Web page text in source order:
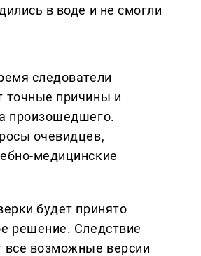
в воде и не смогли
следователи
точные причины и
произошедшего.
очевидцев,
медицинские
будет принято
решение. Следствие
все возможные версии